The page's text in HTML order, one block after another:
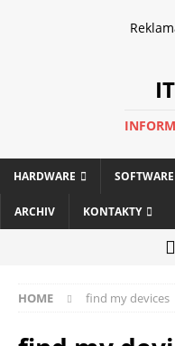
HARDWARE SOFTWARE
ARCHIV KONTAKTY
HOME find my devices